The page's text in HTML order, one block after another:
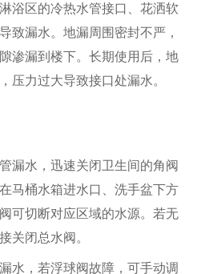
浴区的冷热水管接口、花洒软
致漏水。地漏周围密封不严，
渗漏到楼下。长期使用后，地
压力过大导致接口处漏水。
漏水，迅速关闭卫生间的角阀
马桶水箱进水口、洗手盆下方
可切断对应区域的水源。若无
关闭总水阀。
水，若浮球阀故障，可手动调